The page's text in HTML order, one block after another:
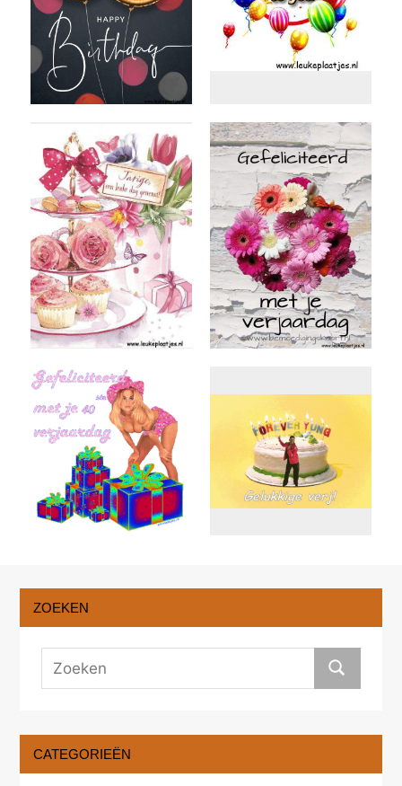
ZOEKEN
CATEGORIEËN